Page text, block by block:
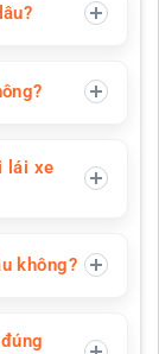
lái xe
không?